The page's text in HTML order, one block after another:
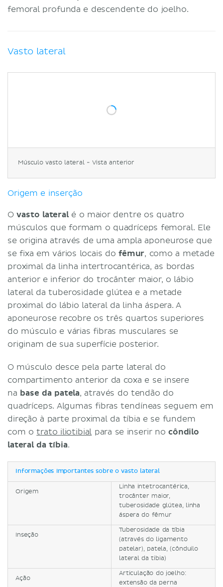
femoral profunda e descendente do joelho.
Vasto lateral
Músculo vasto lateral - Vista anterior
Origem e inserção
Ovasto lateral é o maior dentre os quatro
músculos que formam o quadríceps femoral. Ele
se origina através de uma ampla aponeurose que
se fixa em vários locais dofêmur, como a metade
proximal da linha intertrocantérica, as bordas
anterior e inferior do trocânter maior, o lábio
lateral da tuberosidade glútea e a metade
proximal do lábio lateral da linha áspera. A
aponeurose recobre os três quartos superiores
do músculo e várias fibras musculares se
originam de sua superfície posterior.
O músculo desce pela parte lateral do
compartimento anterior da coxa e se insere
na base da patela, através do tendão do
quadríceps. Algumas fibras tendíneas seguem em
direção à parte proximal da tíbia e se fundem
com otrato iliotibial para se inserir nocôndilo
lateral da tíbia.
Informações importantes sobre o vasto lateral
Origem
Linha intetrocantérica,
trocânter maior,
tuberosidade glútea, linha
áspera do fêmur
Inseção
Tuberosidade da tíbia
(através do ligamento
patelar), patela, (cônduilo
lateral da tibia)
Ação
Articulação do joelho:
extensão da perna